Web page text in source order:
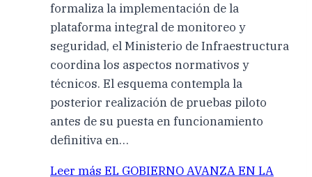
formaliza la implementación de la
plataforma integral de monitoreo y
seguridad, el Ministerio de Infraestructura
coordina los aspectos normativos y
técnicos. El esquema contempla la
posterior realización de pruebas piloto
antes de su puesta en funcionamiento
definitiva en…
Leer más EL GOBIERNO AVANZA EN LA